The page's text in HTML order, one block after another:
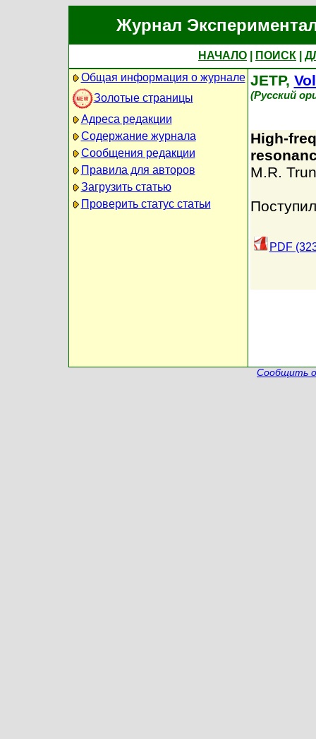
Журнал
НАЧАЛО ПОИСК
Общая информация о журнале
Золотые страницы
Адреса редакции
Содержание журнала
Сообщения редакции
Правила для авторов
Загрузить статью
Проверить статус статьи
JETP,
(Русский
High-
M.R.
PDF
Сообщить о